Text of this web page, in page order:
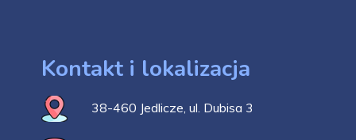
Kontakt i lokalizacja
38-460 Jedlicze, ul. Dubisa 3